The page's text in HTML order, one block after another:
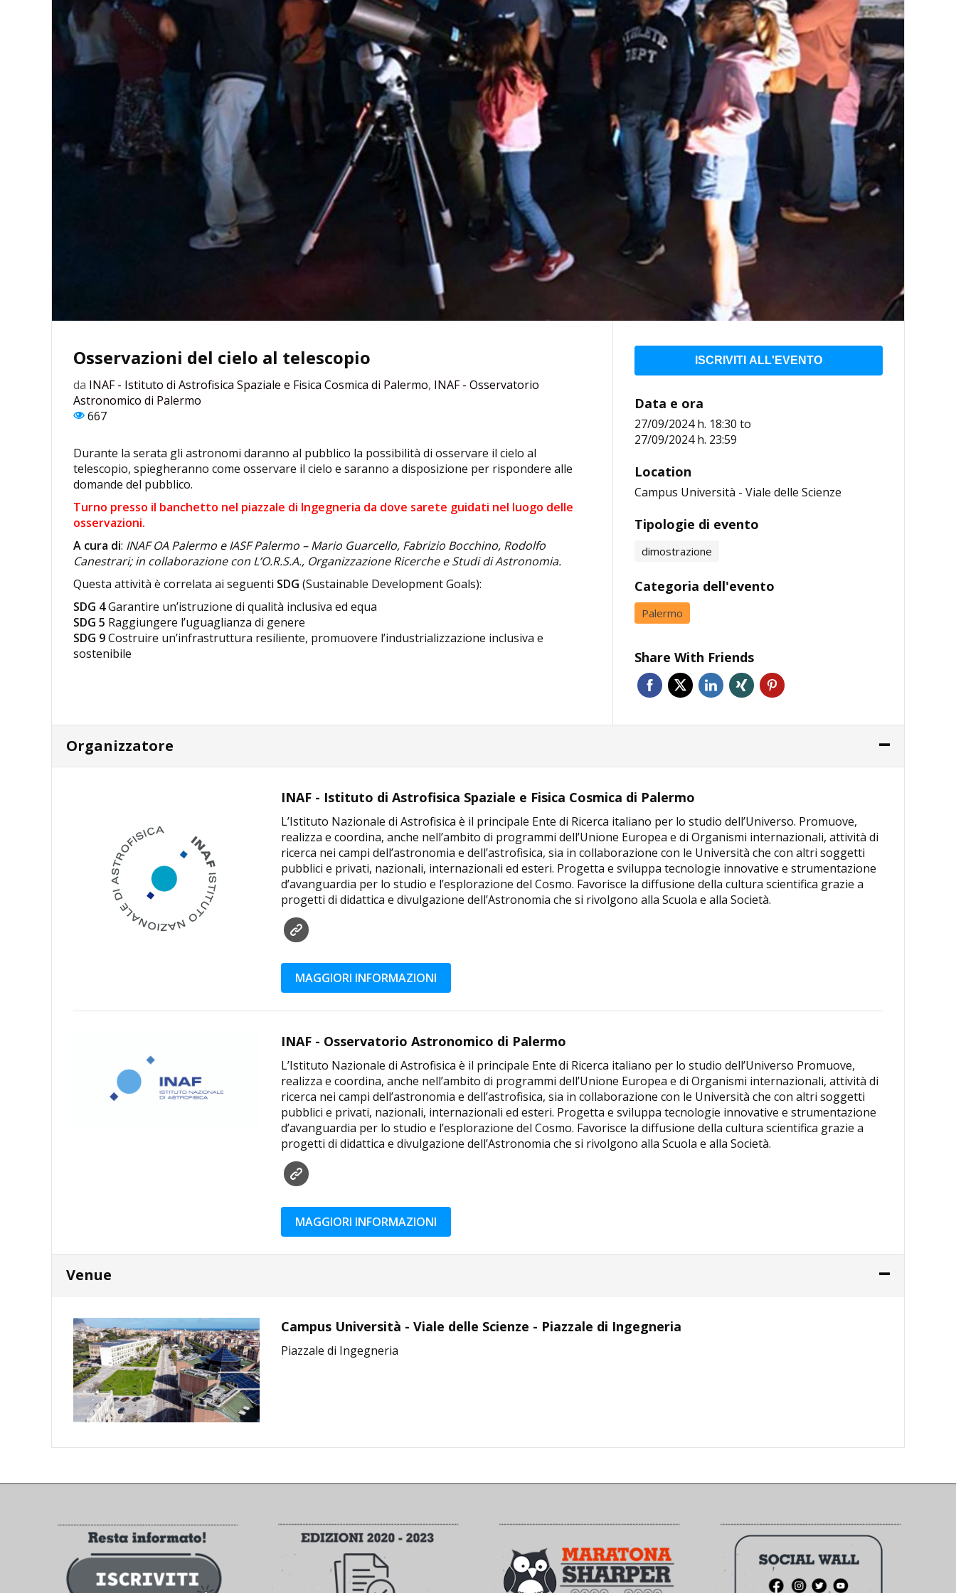
Osservazioni del cielo al telescopio
da INAF - Istituto di Astrofisica Spaziale e Fisica Cosmica di Palermo, INAF - Osservatorio
Astronomico di Palermo
667
Durante la serata gli astronomi daranno al pubblico la possibilità di osservare il cielo al
telescopio, spiegheranno come osservare il cielo e saranno a disposizione per rispondere alle
domande del pubblico.
Turno presso il banchetto nel piazzale di Ingegneria da dove sarete guidati nel luogo delle
osservazioni.
A cura di: INAF OA Palermo e IASF Palermo – Mario Guarcello, Fabrizio Bocchino, Rodolfo
Canestrari; in collaborazione con L’O.R.S.A., Organizzazione Ricerche e Studi di Astronomia.
Questa attività è correlata ai seguenti SDG (Sustainable Development Goals):
SDG 4Garantire un’istruzione di qualità inclusiva ed equa
SDG 5 Raggiungere l’uguaglianza di genere
SDG 9Costruire un’infrastruttura resiliente, promuovere l’industrializzazione inclusiva e
sostenibile
ISCRIVITI ALL'EVENTO
Data e ora
27/09/2024 h. 18:30 to
27/09/2024 h. 23:59
Location
Campus Università - Viale delle Scienze
Tipologie di evento
dimostrazione
Categoria dell'evento
Palermo
Share With Friends
Organizzatore
INAF - Istituto di Astrofisica Spaziale e Fisica Cosmica di Palermo
L’Istituto Nazionale di Astrofisica è il principale Ente di Ricerca italiano per lo studio dell’Universo. Promuove,
realizza e coordina, anche nell’ambito di programmi dell’Unione Europea e di Organismi internazionali, attività di
ricerca nei campi dell’astronomia e dell’astrofisica, sia in collaborazione con le Università che con altri soggetti
pubblici e privati, nazionali, internazionali ed esteri. Progetta e sviluppa tecnologie innovative e strumentazione
d’avanguardia per lo studio e l’esplorazione del Cosmo. Favorisce la diffusione della cultura scientifica grazie a
progetti di didattica e divulgazione dell’Astronomia che si rivolgono alla Scuola e alla Società.
MAGGIORI INFORMAZIONI
INAF - Osservatorio Astronomico di Palermo
L’Istituto Nazionale di Astrofisica è il principale Ente di Ricerca italiano per lo studio dell’Universo Promuove,
realizza e coordina, anche nell’ambito di programmi dell’Unione Europea e di Organismi internazionali, attività di
ricerca nei campi dell’astronomia e dell’astrofisica, sia in collaborazione con le Università che con altri soggetti
pubblici e privati, nazionali, internazionali ed esteri. Progetta e sviluppa tecnologie innovative e strumentazione
d’avanguardia per lo studio e l’esplorazione del Cosmo. Favorisce la diffusione della cultura scientifica grazie a
progetti di didattica e divulgazione dell’Astronomia che si rivolgono alla Scuola e alla Società.
MAGGIORI INFORMAZIONI
Venue
Campus Università - Viale delle Scienze - Piazzale di Ingegneria
Piazzale di Ingegneria